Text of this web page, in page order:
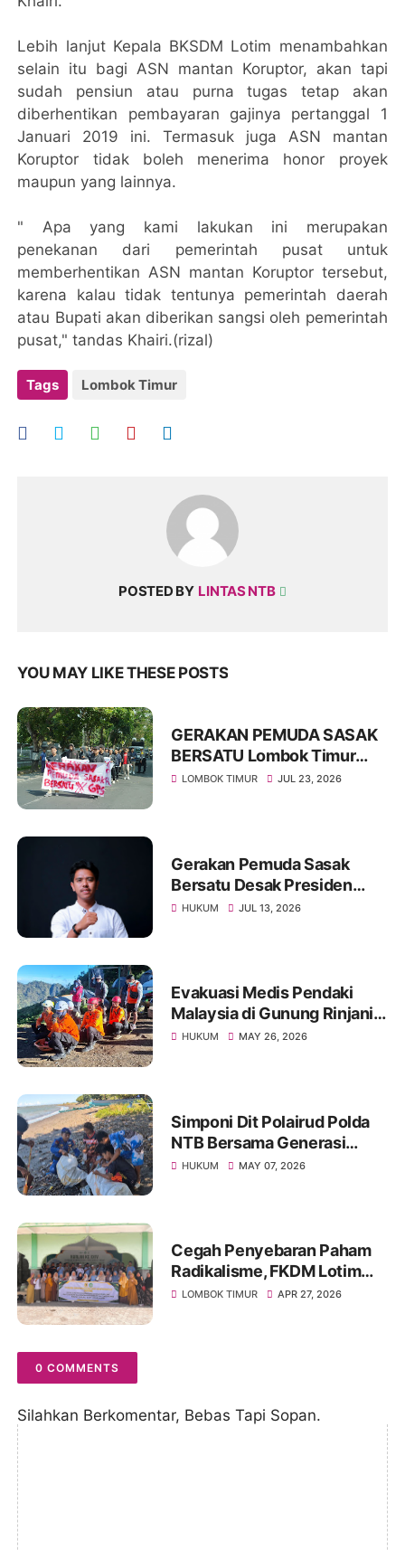
Lebih lanjut Kepala BKSDM Lotim menambahkan
selain itu bagi ASN mantan Koruptor, akan tapi
sudah pensiun atau purna tugas tetap akan
diberhentikan pembayaran gajinya pertanggal 1
Januari 2019 ini. Termasuk juga ASN mantan
Koruptor tidak boleh menerima honor proyek
maupun yang lainnya.
" Apa yang kami lakukan ini merupakan
penekanan dari pemerintah pusat untuk
memberhentikan ASN mantan Koruptor tersebut,
karena kalau tidak tentunya pemerintah daerah
atau Bupati akan diberikan sangsi oleh pemerintah
pusat," tandas Khairi.(rizal)
Tags Lombok Timur
POSTED BY LINTAS NTB
YOU MAY LIKE THESE POSTS
GERAKAN PEMUDA SASAK
BERSATU Lombok Timur
Angkat Bicara: Pemerintah
LOMBOK TIMUR JUL 23, 2026
Gerakan Pemuda Sasak
Bersatu Desak Presiden
Prabowo Lakukan
HUKUM JUL 13, 2026
Evakuasi Medis Pendaki
Malaysia di Gunung Rinjani
Berhasil, Korban
HUKUM MAY 26, 2026
Simponi Dit Polairud Polda
NTB Bersama Generasi
Maritim Bersihkan Pantai
HUKUM MAY 07, 2026
Cegah Penyebaran Paham
Radikalisme, FKDM Lotim
Mengadakan Sosialisasi di
LOMBOK TIMUR APR 27, 2026
0 COMMENTS
Silahkan Berkomentar, Bebas Tapi Sopan.